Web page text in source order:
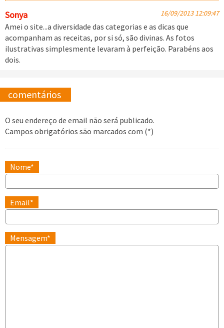
Sonya 16/09/2013 12:09:47
Amei o site...a diversidade das categorias e as dicas que
acompanham as receitas, por si só, são divinas. As fotos
ilustrativas simplesmente levaram à perfeição. Parabéns aos
dois.
comentários
O seu endereço de email não será publicado.
Campos obrigatórios são marcados com (*)
Nome*
Email*
Mensagem*